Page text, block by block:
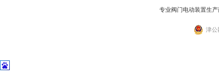
专业阀门电动装置生
津